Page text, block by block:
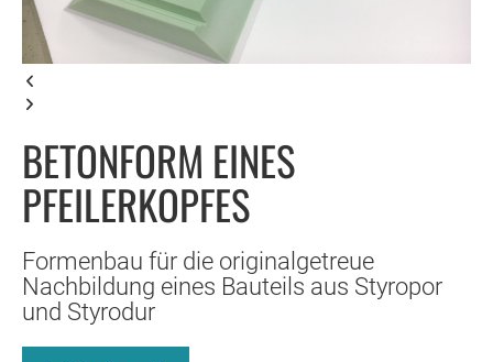
BETONFORM EINES
PFEILERKOPFES
Formenbau für die originalgetreue
Nachbildung eines Bauteils aus Styropor
und Styrodur